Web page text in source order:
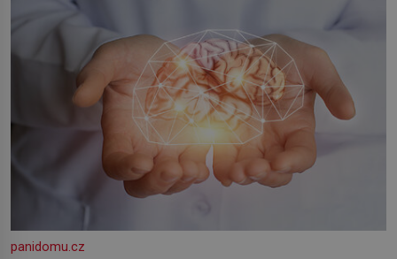
panidomu.cz